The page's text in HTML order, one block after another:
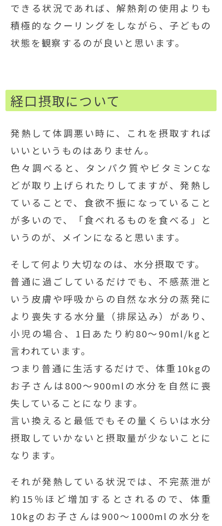
できる状況であれば、解熱剤の使用よりも
積極的なクーリングをしながら、子どもの
状態を観察するのが良いと思います。
経口摂取について
発熱して体調悪い時に、これを摂取すれば
いいというものはありません。
色々調べると、タンパク質やビタミンCな
どが取り上げられたりしてますが、発熱し
ていることで、食欲不振になっていること
が多いので、「食べれるものを食べる」と
いうのが、メインになると思います。
そして何より大切なのは、水分摂取です。
普通に過ごしているだけでも、不感蒸泄と
いう皮膚や呼吸からの自然な水分の蒸発に
より喪失する水分量（排尿込み）があり、
小児の場合、1日あたり約80～90ml/kgと
言われています。
つまり普通に生活するだけで、体重10kgの
お子さんは800～900mlの水分を自然に喪
失していることになります。
言い換えると最低でもその量くらいは水分
摂取していかないと摂取量が少ないことに
なります。
それが発熱している状況では、不完蒸泄が
約15％ほど増加するとされるので、体重
10kgのお子さんは900～1000mlの水分を